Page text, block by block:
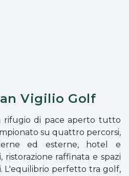
Vigilio Golf
rifugio di pace aperto tutto
su quattro percorsi,
ed esterne, hotel e
raffinata e spazi
L'equilibrio perfetto tra golf,